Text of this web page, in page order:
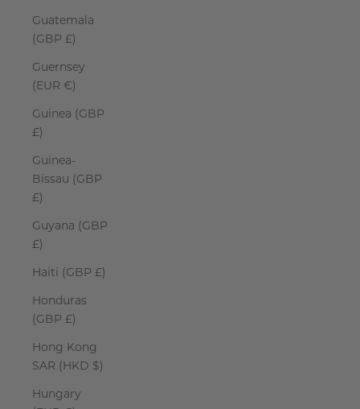
Guatemala
(GBP £)
Guernsey
(EUR €)
Guinea (GBP
£)
Guinea-
Bissau (GBP
£)
Guyana (GBP
£)
Haiti (GBP £)
Honduras
(GBP £)
Hong Kong
SAR (HKD $)
Hungary